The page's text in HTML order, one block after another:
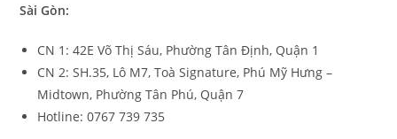
Sài Gòn:
CN 1: 42E Võ Thị Sáu, Phường Tân Định, Quận 1
CN 2: SH.35, Lô M7, Toà Signature, Phú Mỹ Hưng –
Midtown, Phường Tân Phú, Quận 7
Hotline: 0767 739 735